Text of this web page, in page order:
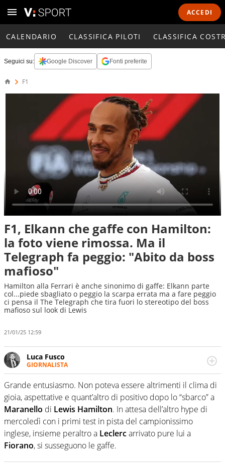
ACCEDI
CALENDARIO CLASSIFICA PILOTI CLASSIFICA
Seguici su: Google Discover Fonti preferite
F1
F1, Elkann che gaffe con Hamilton:
la foto viene rimossa. Ma il
Telegraph fa peggio: "Abito da boss
mafioso"
Hamilton alla Ferrari è anche sinonimo di gaffe: Elkann parte
col...piede sbagliato o peggio la scarpa errata ma a fare peggio
ci pensa il The Telegraph che tira fuori lo stereotipo del boss
mafioso sul look di Lewis
21/01/25 12:59
Luca Fusco
GIORNALISTA
Giornalista multimediale. Quando si accendono i motori,
lui sgasa, impenna, derapa. E spesso e volentieri finisce
sul podio
Grande entusiasmo. Non poteva essere altrimenti il clima di
gioia, aspettative e quant’altro di positivo dopo lo “sbarco” a
Maranello di Lewis Hamilton. In attesa dell’altro hype di
mercoledì con i primi test in pista del campionissimo
inglese, insieme peraltro a Leclercarrivato pure lui a
Fiorano, si susseguono le gaffe.